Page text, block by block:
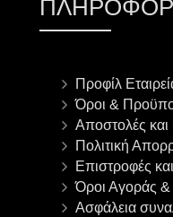
Προφίλ
Όροι &
Αποστολές
Πολιτική
Επιστροφές
Όροι Αγοράς
Ασφάλεια